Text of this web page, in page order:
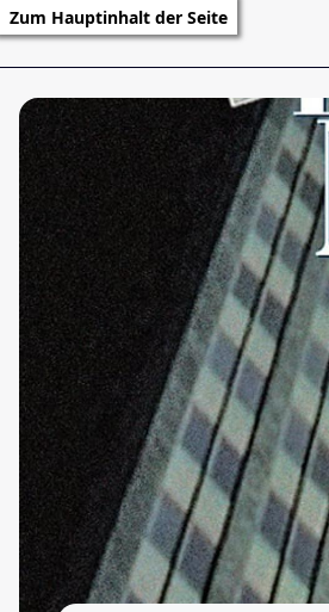
Zum Hauptinhalt der Seite